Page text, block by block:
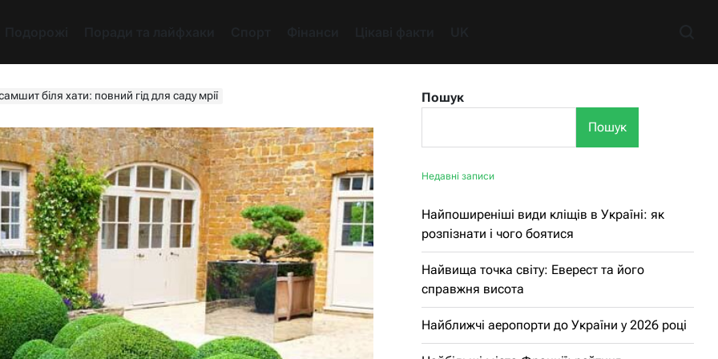
біля хати: повний гід для саду мрії
Пошук
Пошук
Недавні записи
Найпоширеніші види кліщів в Україні: як
розпізнати і чого боятися
Найвища точка світу: Еверест та його
справжня висота
Найближчі аеропорти до України у 2026 році